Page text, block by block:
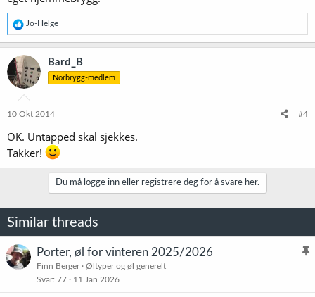
R
e
a
k
s
j
o
e
Jo-Helge
Bard_B
Norbrygg-medlem
10 Okt 2014 #4
OK. Untapped skal sjekkes.
Takker!
Du må logge inn eller registrere deg for å svare her.
Similar threads
K
Porter, øl for vinteren 2025/2026
Finn Berger
Øltyper og øl generelt
Svar 77 11 Jan 2026